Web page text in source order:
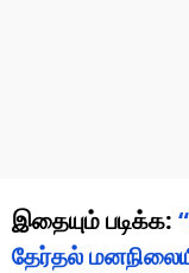
இதையும் படிக்க:
தேர்தல்